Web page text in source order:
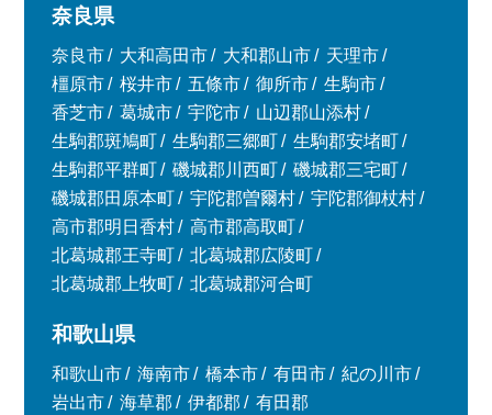
奈良県
奈良市 大和高田市 大和郡山市
天理市
橿原市
桜井市 五條市 御所市
生駒市
香芝市
葛城市 宇陀市
山辺郡山添村
生駒郡斑鳩町
生駒郡三郷町
生駒郡安堵町
生駒郡平群町
磯城郡川西町
磯城郡三宅町
磯城郡田原本町
宇陀郡曽爾村
宇陀郡御杖村
高市郡明日香村
高市郡高取町
北葛城郡王寺町
北葛城郡広陵町
北葛城郡上牧町
北葛城郡河合町
和歌山県
和歌山市 海南市 橋本市 有田市
紀の川市
岩出市
海草郡 伊都郡 有田郡